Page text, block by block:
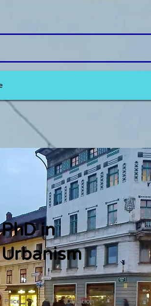
PhD in
Urbanism
Price Duration